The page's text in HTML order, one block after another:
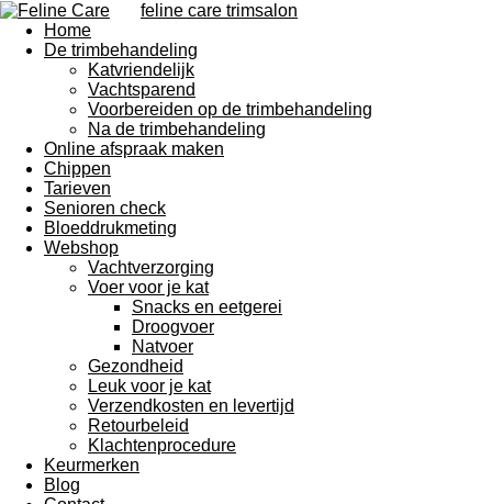
feline care trimsalon
Home
De trimbehandeling
Katvriendelijk
Vachtsparend
Voorbereiden op de trimbehandeling
Na de trimbehandeling
Online afspraak maken
Chippen
Tarieven
Senioren check
Bloeddrukmeting
Webshop
Vachtverzorging
Voer voor je kat
Snacks en eetgerei
Droogvoer
Natvoer
Gezondheid
Leuk voor je kat
Verzendkosten en levertijd
Retourbeleid
Klachtenprocedure
Keurmerken
Blog